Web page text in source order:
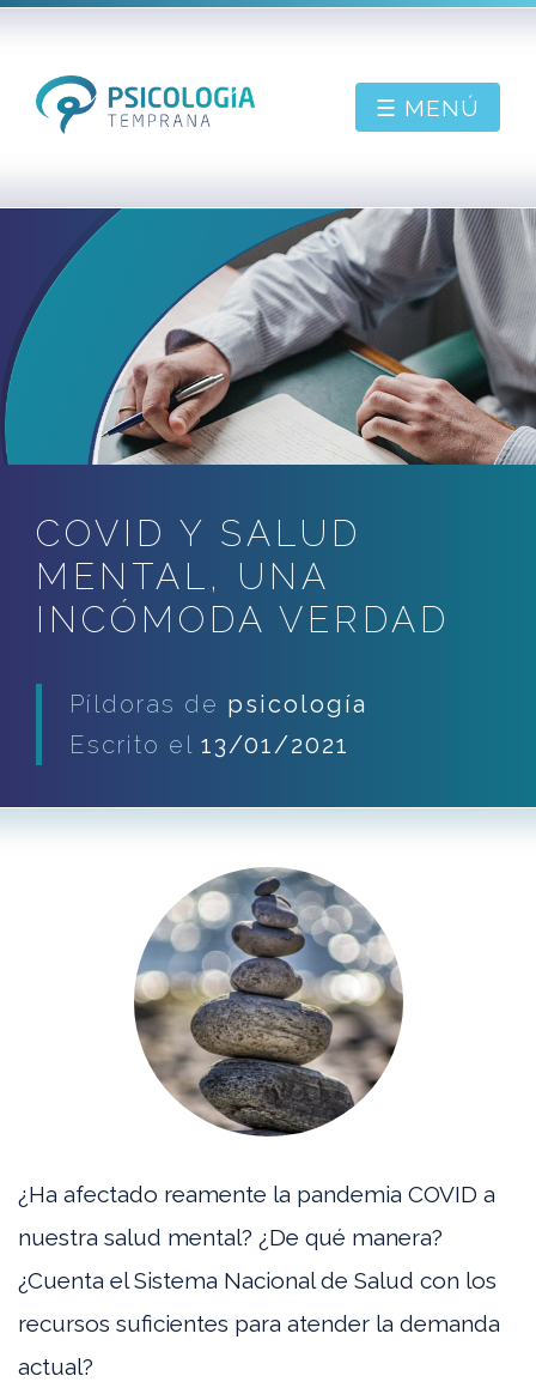
☰ MENÚ
PIDE CONSULTA
BIENVENIDO
SOBRE MÍ
CONTACTAR
BLOG
COVID Y SALUD
MENTAL, UNA
INCÓMODA VERDAD
Píldoras de psicología
Escrito el 13/01/2021
¿Ha afectado reamente la pandemia COVID a
nuestra salud mental? ¿De qué manera?
¿Cuenta el Sistema Nacional de Salud con los
recursos suficientes para atender la demanda
actual?